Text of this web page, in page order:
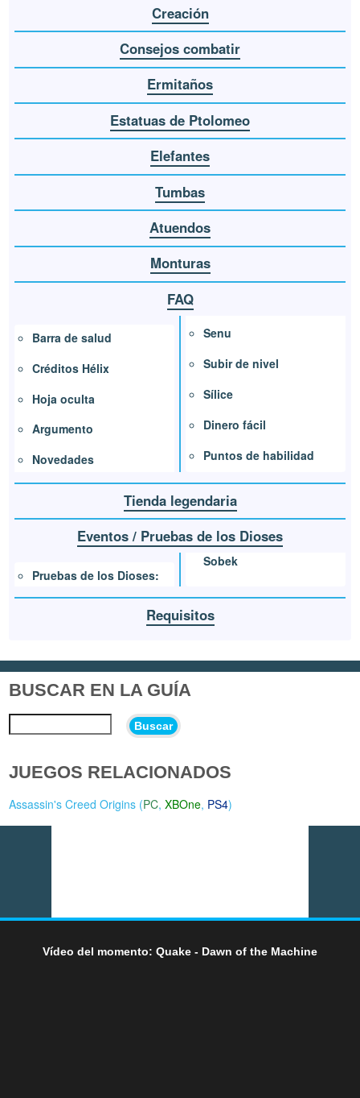
Creación
Consejos combatir
Ermitaños
Estatuas de Ptolomeo
Elefantes
Tumbas
Atuendos
Monturas
FAQ
Barra de salud
Créditos Hélix
Hoja oculta
Argumento
Novedades
Senu
Subir de nivel
Sílice
Dinero fácil
Puntos de habilidad
Tienda legendaria
Eventos / Pruebas de los Dioses
Pruebas de los Dioses:
Sobek
Requisitos
BUSCAR EN LA GUÍA
Buscar
JUEGOS RELACIONADOS
Assassin's Creed Origins (PC,XBOne, PS4)
Vídeo del momento: Quake - Dawn of the Machine